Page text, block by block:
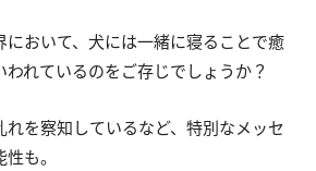
において、犬には一緒に寝ることで癒
れているのをご存じでしょうか？
を察知しているなど、特別なメッセ
も。